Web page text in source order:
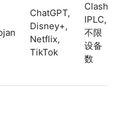
ChatGPT,
Disney+,
Netflix,
TikTok
Clash,
IPLC,
不限
设备
数